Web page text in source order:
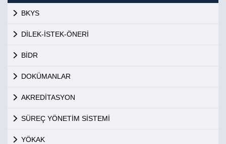
BKYS
DİLEK-İSTEK-ÖNERİ
BİDR
DOKÜMANLAR
AKREDİTASYON
SÜREÇ YÖNETİM SİSTEMİ
YÖKAK